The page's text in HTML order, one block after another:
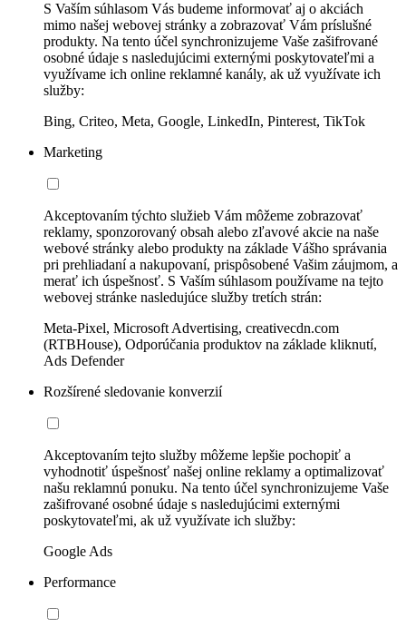
S Vaším súhlasom Vás budeme informovať aj o akciách
mimo našej webovej stránky a zobrazovať Vám príslušné
produkty. Na tento účel synchronizujeme Vaše zašifrované
osobné údaje s nasledujúcimi externými poskytovateľmi a
využívame ich online reklamné kanály, ak už využívate ich
služby:
Bing, Criteo, Meta, Google, LinkedIn, Pinterest, TikTok
Marketing
Akceptovaním týchto služieb Vám môžeme zobrazovať
reklamy, sponzorovaný obsah alebo zľavové akcie na naše
webové stránky alebo produkty na základe Vášho správania
pri prehliadaní a nakupovaní, prispôsobené Vašim záujmom, a
merať ich úspešnosť. S Vaším súhlasom používame na tejto
webovej stránke nasledujúce služby tretích strán:
Meta-Pixel, Microsoft Advertising, creativecdn.com
(RTBHouse), Odporúčania produktov na základe kliknutí,
Ads Defender
Rozšírené sledovanie konverzií
Akceptovaním tejto služby môžeme lepšie pochopiť a
vyhodnotiť úspešnosť našej online reklamy a optimalizovať
našu reklamnú ponuku. Na tento účel synchronizujeme Vaše
zašifrované osobné údaje s nasledujúcimi externými
poskytovateľmi, ak už využívate ich služby:
Google Ads
Performance